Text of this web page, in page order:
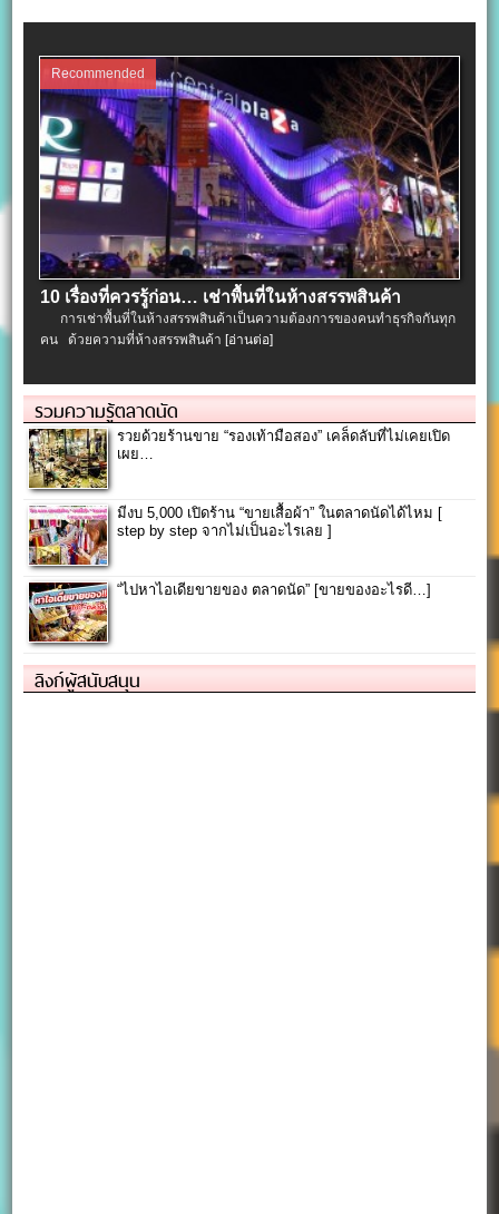
Recommended
10 เรื่องที่ควรรู้ก่อน… เช่าพื้นที่ในห้างสรรพสินค้า
การเช่าพื้นที่ในห้างสรรพสินค้าเป็นความต้องการของคนทำธุรกิจกันทุก
คน ด้วยความที่ห้างสรรพสินค้า [อ่านต่อ]
รวมความรู้ตลาดนัด
รวยด้วยร้านขาย “รองเท้ามือสอง” เคล็ดลับที่ไม่เคยเปิด
เผย…
มีงบ 5,000 เปิดร้าน “ขายเสื้อผ้า” ในตลาดนัดได้ไหม [
step by step จากไม่เป็นอะไรเลย ]
“ไปหาไอเดียขายของ ตลาดนัด” [ขายของอะไรดี…]
ลิงก์ผู้สนับสนุน